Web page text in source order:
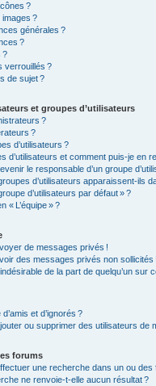
?
?
générales ?
?
?
verrouillés ?
de sujet ?
et groupes d’utilisateurs
?
?
d’utilisateurs ?
d’utilisateurs et comment puis-je en
le responsable d’un groupe
d’utilisateurs apparaissent-ils
d’utilisateurs par défaut » ?
« L’équipe » ?
de messages privés !
des messages privés non sollicités !
de la part de quelqu’un sur
et d’ignorés ?
ou supprimer des utilisateurs de
forums
une recherche dans un ou des
ne renvoie-t-elle aucun résultat ?